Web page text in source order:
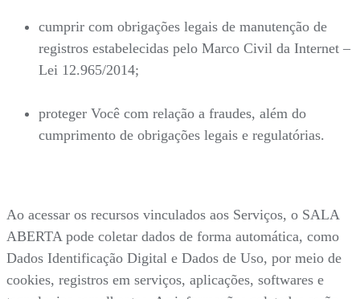
cumprir com obrigações legais de manutenção de
registros estabelecidas pelo Marco Civil da Internet –
Lei 12.965/2014;
proteger Você com relação a fraudes, além do
cumprimento de obrigações legais e regulatórias.
Ao acessar os recursos vinculados aos Serviços, o SALA
ABERTA pode coletar dados de forma automática, como
Dados Identificação Digital e Dados de Uso, por meio de
cookies, registros em serviços, aplicações, softwares e